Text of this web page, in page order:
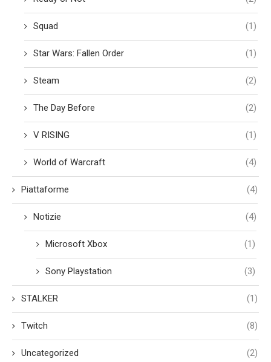
Squad (1)
Star Wars: Fallen Order (1)
Steam (2)
The Day Before (2)
V RISING (1)
World of Warcraft (4)
Piattaforme (4)
Notizie (4)
Microsoft Xbox (1)
Sony Playstation (3)
STALKER (1)
Twitch (8)
Uncategorized (2)